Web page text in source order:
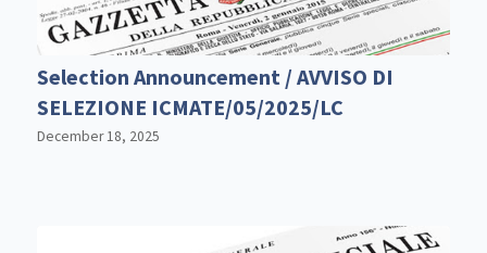
Selection Announcement / AVVISO DI
SELEZIONE ICMATE/05/2025/LC
December 18, 2025